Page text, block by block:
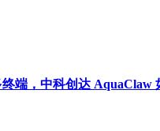
端，中科创达 AquaClaw